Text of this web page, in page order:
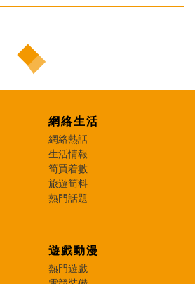
網絡生活
網絡熱話
生活情報
筍買着數
旅遊筍料
熱門話題
遊戲動漫
熱門遊戲